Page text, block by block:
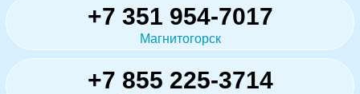
+7 351 954-7017
Магнитогорск
+7 855 225-3714